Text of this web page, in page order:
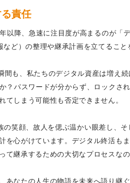
責任
降、急速に注目度が高まるのが「
ど）の整理や継承計画を立てること
も、私たちのデジタル資産は増え
？パスワードが分からず、ロックさ
しまう可能性も否定できません。
笑顔、故人を偲ぶ温かい眼差し、
心がけています。デジタル終活も
継承するための大切なプロセスなの
なたの人生の物語を未来へ語り継